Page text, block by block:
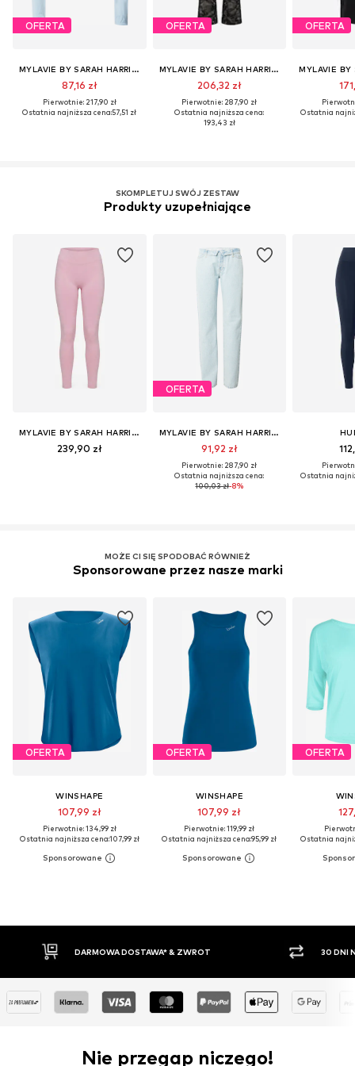
OFERTA
MYLAVIE BY SARAH HARRISON
87,16 zł
Pierwotnie: 217,90 zł
Ostatnia najniższa cena:57,51 zł
OFERTA
MYLAVIE BY SARAH HARRISON
206,32 zł
Pierwotnie: 287,90 zł
Ostatnia najniższa cena:
193,43 zł
OFERTA
Ostatnia
SKOMPLETUJ SWÓJ ZESTAW
Produkty uzupełniające
MYLAVIE BY SARAH HARRISON
239,90 zł
OFERTA
MYLAVIE BY SARAH HARRISON
91,92 zł
Pierwotnie: 287,90 zł
Ostatnia najniższa cena:
100,03 zł-8%
Ostatnia
MOŻE CI SIĘ SPODOBAĆ RÓWNIEŻ
Sponsorowane przez nasze marki
OFERTA
WINSHAPE
107,99 zł
Pierwotnie: 134,99 zł
Ostatnia najniższa cena:107,99 zł
OFERTA
WINSHAPE
107,99 zł
Pierwotnie: 119,99 zł
Ostatnia najniższa cena:95,99 zł
OFERTA
Ostatnia
30 DNI NA ZWROT TOWARU
Nie przegap niczego!